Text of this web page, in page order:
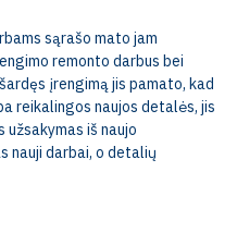
sąrašo mato jam
remonto darbus bei
įrengimą jis pamato, kad
reikalingos naujos detalės, jis
iš naujo
nauji darbai, o detalių